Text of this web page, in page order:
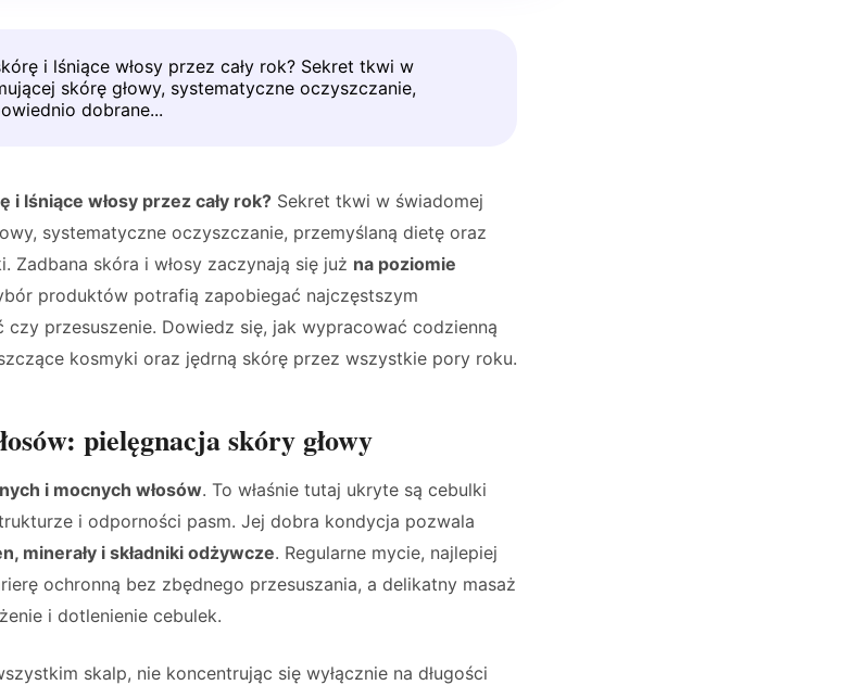
i lśniące włosy przez cały rok? Sekret tkwi w
skórę głowy, systematyczne oczyszczanie,
dobrane...
lśniące włosy przez cały rok? Sekret tkwi w świadomej
systematyczne oczyszczanie, przemyślaną dietę oraz
Zadbana skóra i włosy zaczynają się już na poziomie
produktów potrafią zapobiegać najczęstszym
czy przesuszenie. Dowiedz się, jak wypracować codzienną
kosmyki oraz jędrną skórę przez wszystkie pory roku.
pielęgnacja skóry głowy
i mocnych włosów. To właśnie tutaj ukryte są cebulki
i odporności pasm. Jej dobra kondycja pozwala
minerały i składniki odżywcze. Regularne mycie, najlepiej
ochronną bez zbędnego przesuszania, a delikatny masaż
i dotlenienie cebulek.
skalp, nie koncentrując się wyłącznie na długości